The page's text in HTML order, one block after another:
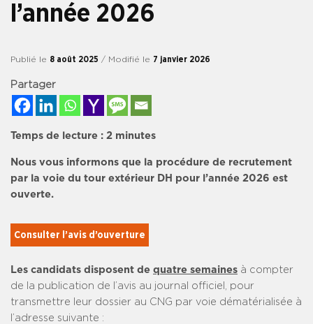
l’année 2026
Publié le 8 août 2025 / Modifié le 7 janvier 2026
Partager
Temps de lecture : 2 minutes
Nous vous informons que la procédure de recrutement
par la voie du tour extérieur DH pour l’année 2026 est
ouverte.
Consulter l’avis d’ouverture
Les candidats disposent de quatre semaines à compter
de la publication de l’avis au journal officiel, pour
transmettre leur dossier au CNG par voie dématérialisée à
l’adresse suivante :